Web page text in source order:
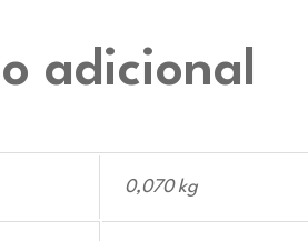
adicional
0,070 kg